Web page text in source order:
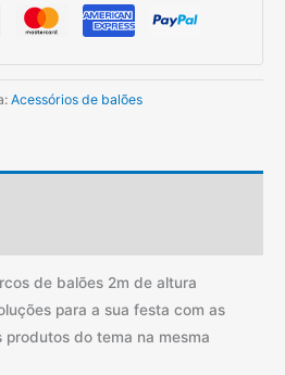
Acessórios de balões
de balões 2m de altura
para a sua festa com as
produtos do tema na mesma